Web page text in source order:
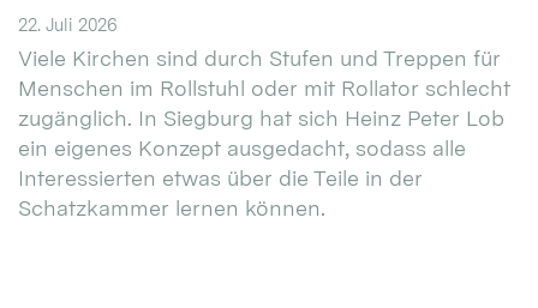
22. Juli 2026
Viele Kirchen sind durch Stufen und Treppen für
Menschen im Rollstuhl oder mit Rollator schlecht
zugänglich. In Siegburg hat sich Heinz Peter Lob
ein eigenes Konzept ausgedacht, sodass alle
Interessierten etwas über die Teile in der
Schatzkammer lernen können.